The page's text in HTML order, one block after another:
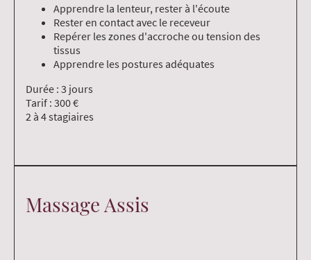
Apprendre la lenteur, rester à l'écoute
Rester en contact avec le receveur
Repérer les zones d'accroche ou tension des
tissus
Apprendre les postures adéquates
Durée : 3 jours
Tarif : 300 €
2 à 4 stagiaires
Massage Assis